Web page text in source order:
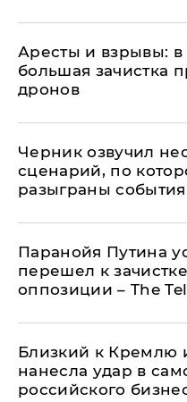
Аресты и взрывы: в
большая зачистка
дронов
Черник озвучил
сценарий, по
разыграны
Паранойя Путина
перешел к
оппозиции – The
Близкий к Кремлю
нанесла удар в
российского